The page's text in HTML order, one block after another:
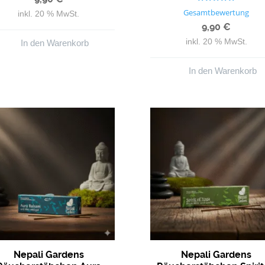
inkl. 20 % MwSt.
In den Warenkorb
5.00
Gesamtbewertung
9,90€
inkl. 20 % MwSt.
In den Warenkorb
Nepali Gardens
Nepali Gardens